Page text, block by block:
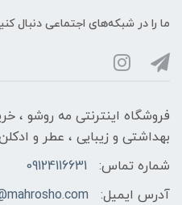
ما را در شبکه‌های اجتماعی دنبال
فروشگاه اینترنتی مه‌ رو‌شو ،
بهداشتی و زیبایی ، عطر و
شماره تماس:
09124116631
آدرس ایمیل: